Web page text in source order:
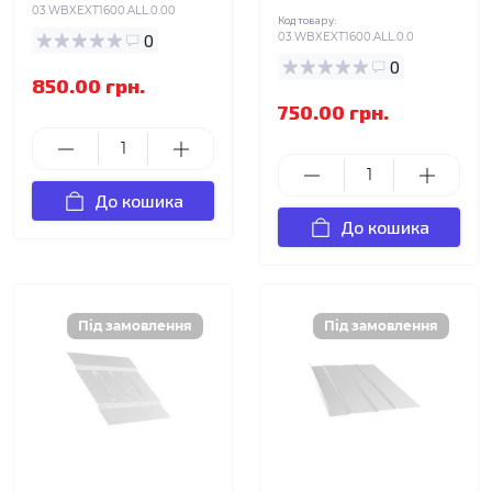
03.WBXEXT1600.ALL.0.00
0
850.00 грн.
До кошика
Код товару:
03.WBXEXT1600.ALL.0.0
0
750.00 грн.
До кошика